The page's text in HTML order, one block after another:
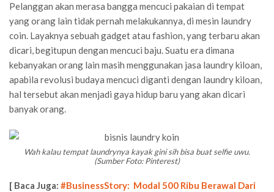
Pelanggan akan merasa bangga mencuci pakaian di tempat
yang orang lain tidak pernah melakukannya, di mesin laundry
coin. Layaknya sebuah gadget atau fashion, yang terbaru akan
dicari, begitupun dengan mencuci baju. Suatu era dimana
kebanyakan orang lain masih menggunakan jasa laundry kiloan,
apabila revolusi budaya mencuci diganti dengan laundry kiloan,
hal tersebut akan menjadi gaya hidup baru yang akan dicari
banyak orang.
Wah kalau tempat laundrynya kayak gini sih bisa buat selfie uwu.
(Sumber Foto: Pinterest)
[ Baca Juga: #BusinessStory: Modal 500 Ribu Berawal Dari